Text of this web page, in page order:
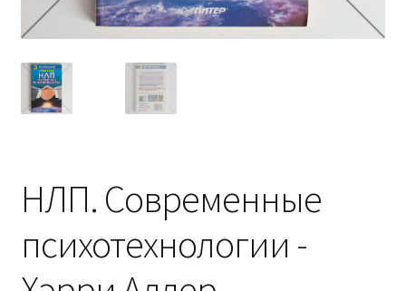
НЛП. Современные
психотехнологии -